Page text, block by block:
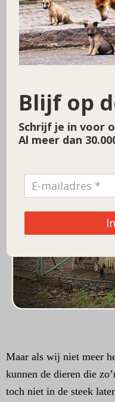
Maar als wij niet meer
kunnen de dieren die
toch niet in de steek
Blijf op
Schrijf je in voor
Al meer dan